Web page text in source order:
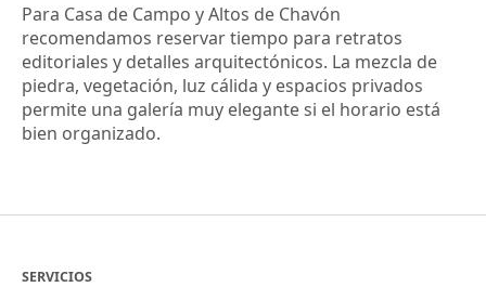
Para Casa de Campo y Altos de Chavón
recomendamos reservar tiempo para retratos
editoriales y detalles arquitectónicos. La mezcla de
piedra, vegetación, luz cálida y espacios privados
permite una galería muy elegante si el horario está
bien organizado.
SERVICIOS